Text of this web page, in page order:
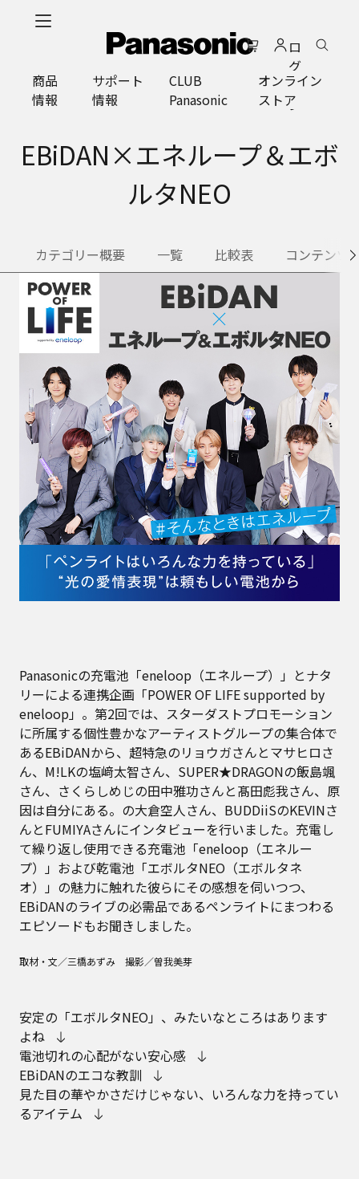
ロ
グ
イ
ン
商品
情報
サポート
情報
CLUB
Panasonic
オンライン
ストア
EBiDAN×エネループ＆エボ
ルタNEO
カテゴリー概要 一覧 比較表 コンテンツ
Panasonicの充電池「eneloop（エネループ）」とナタ
リーによる連携企画「POWER OF LIFE supported by
eneloop」。第2回では、スターダストプロモーション
に所属する個性豊かなアーティストグループの集合体で
あるEBiDANから、超特急のリョウガさんとマサヒロさ
ん、M!LKの塩﨑太智さん、SUPER★DRAGONの飯島颯
さん、さくらしめじの田中雅功さんと髙田彪我さん、原
因は自分にある。の大倉空人さん、BUDDiiSのKEVINさ
んとFUMIYAさんにインタビューを行いました。充電し
て繰り返し使用できる充電池「eneloop（エネルー
プ）」および乾電池「エボルタNEO（エボルタネ
オ）」の魅力に触れた彼らにその感想を伺いつつ、
EBiDANのライブの必需品であるペンライトにまつわる
エピソードもお聞きしました。
取材・文／三橋あずみ 撮影／曽我美芽
安定の「エボルタNEO」、みたいなところはあります
よね
電池切れの心配がない安心感
EBiDANのエコな教訓
見た目の華やかさだけじゃない、いろんな力を持ってい
るアイテム